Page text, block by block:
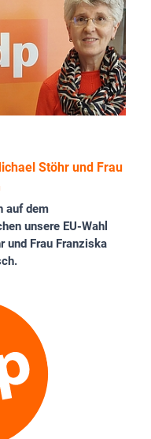
Stöhr und Frau
auf dem
unsere EU-Wahl
und Frau Franziska